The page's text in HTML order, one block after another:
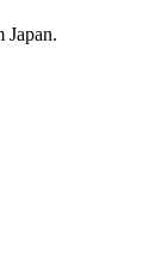
Japan.